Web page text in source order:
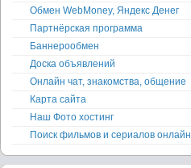
Обмен WebMoney, Яндекс Денег
Партнёрская программа
Баннерообмен
Доска объявлений
Онлайн чат, знакомства, общение
Карта сайта
Наш Фото хостинг
Поиск фильмов и сериалов онлайн